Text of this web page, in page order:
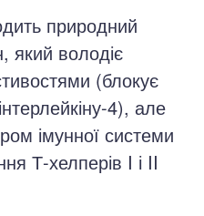
природний
який володіє
(блокує
4), але
імунної системи
Т-хелперів I і II